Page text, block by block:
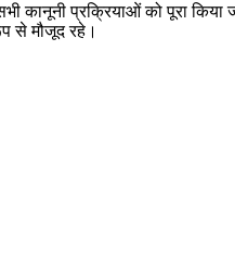
प्रक्रियाओं को पूरा किया जाए
से मौजूद रहे।